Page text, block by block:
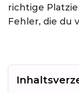
richtige
Fehler, die du